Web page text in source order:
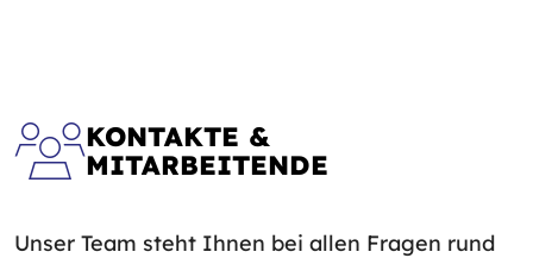
KONTAKTE &
MITARBEITENDE
Unser Team steht Ihnen bei allen Fragen rund